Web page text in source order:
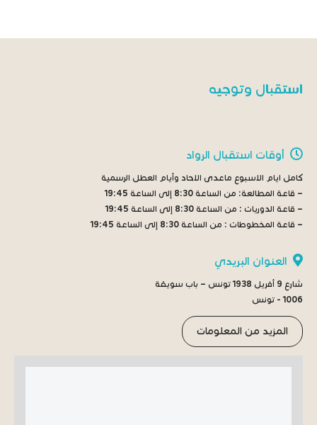
استقبال وتوجيه
أوقات استقبال الرواد
كامل ايام الاسبوع ماعدى الاحاد وأيام العطل الرسمية
– قاعة المطالعة: من الساعة 8:30 إلى الساعة 19:45
– قاعة الدوريات : من الساعة 8:30 إلى الساعة 19:45
– قاعة المخطوطات : من الساعة 8:30 إلى الساعة 19:45
العنوان البريدي
شارع 9 أفريل 1938 تونس – باب سويقة
1006 - تونس
المزيد من المعلومات